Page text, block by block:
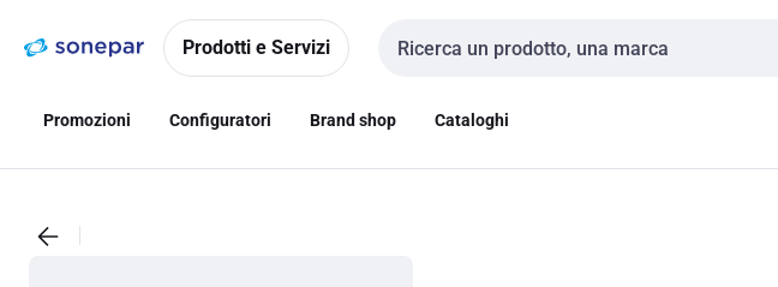
navigazionealla
Prodotti e Servizi
Cerca input
Promozioni Configuratori Brand shop Cataloghi